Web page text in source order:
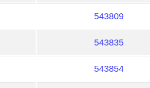
543809
543835
543854